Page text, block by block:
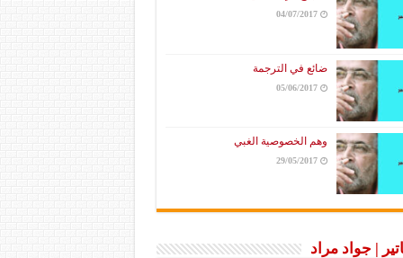
04/07/2017
ضائع في الترجمة
05/06/2017
وهم الخصوصية الغبي
29/05/2017
| جواد مراد